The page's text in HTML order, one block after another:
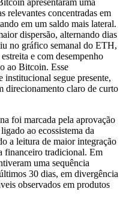
relevantes concentradas em
em um saldo mais lateral.
dispersão, alternando dias
no gráfico semanal do ETH,
e com desempenho
ao Bitcoin. Esse
institucional segue presente,
direcionamento claro de curto
foi marcada pela aprovação
ao ecossistema da
a leitura de maior integração
financeiro tradicional. Em
uma sequência
30 dias, em divergência
observados em produtos